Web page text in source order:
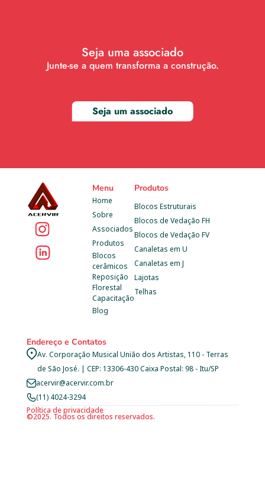
Menu
Home
Sobre
Blog
Associados
Produtos
Blocos
cerâmicos
Reposição
Florestal
Capacitação
Produtos
Blocos Estruturais
Blocos de Vedação FH
Blocos de Vedação FV
Canaletas em U
Canaletas em J
Lajotas
Telhas
Endereço e Contatos
Av. Corporação Musical União dos Artistas, 110 - Terras
de São José. | CEP: 13306-430 Caixa Postal: 98 - Itu/SP
acervir@acervir.com.br
(11) 4024-3294
©2025. Todos os direitos reservados.
Política de privacidade
Seja uma associado
Junte-se a quem transforma a construção.
Seja um associado